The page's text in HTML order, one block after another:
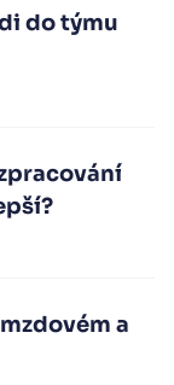
do týmu
a